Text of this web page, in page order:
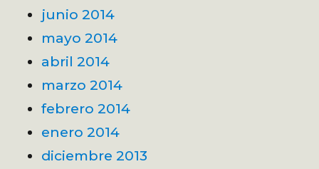
junio 2014
mayo 2014
abril 2014
marzo 2014
febrero 2014
enero 2014
diciembre 2013